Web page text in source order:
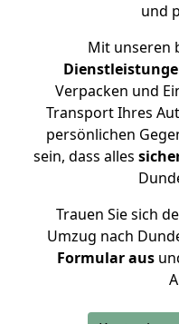
und
Mit unseren
Verpacken und
Transport Ihres
persönlichen
sein, dass alles
Trauen Sie sich
Umzug nach
Formular aus